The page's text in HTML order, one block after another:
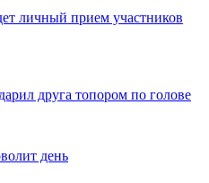
личный прием участников
друга топором по голове
день